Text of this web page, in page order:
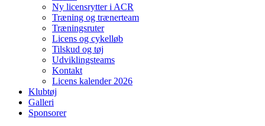
Ny licensrytter i ACR
Træning og trænerteam
Træningsruter
Licens og cykelløb
Tilskud og tøj
Udviklingsteams
Kontakt
Licens kalender 2026
Klubtøj
Galleri
Sponsorer